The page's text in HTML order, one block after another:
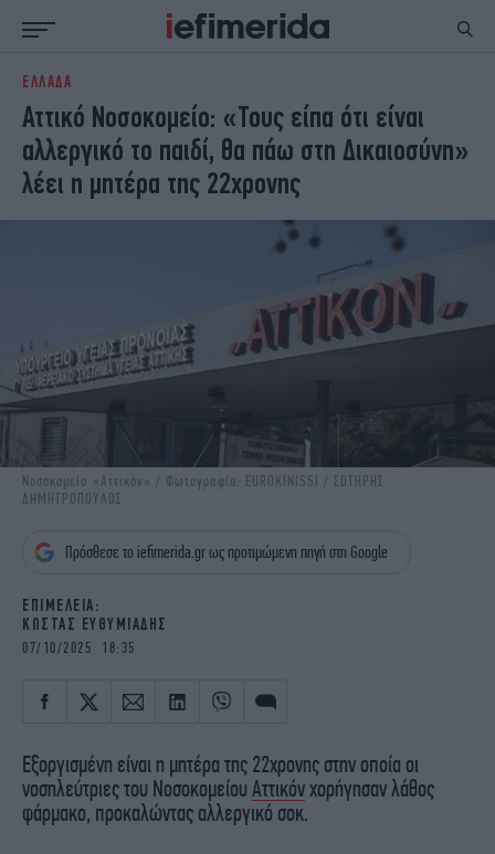
ΕΙΔΗΣΕΙΣ
NON PAPER
ΕΛΛΑΔΑ
ΟΙΚΟΝΟΜΙΑ
ΚΟΣΜΟΣ
ΠΟΛΙΤΙΣΜΟΣ
ΠΑΝΕΛΛΗΝΙΕΣ
ΖΩΗ
ΣΠΟΡ
ENGLISH EDITION
STORIES
TRAVEL
ΤΕΧΝΟΛΟΓΙΑ
ΥΓΕΙΑ
DESIGN
EURO
iAUTOKINITO
iOPINIONS
iGASTRONOMIE
iBOOKS
OSCARS
NEWSLETTER
ΕΛΛΑΔΑ
Αττικό Νοσοκομείο: «Τους είπα ότι είναι
αλλεργικό το παιδί, θα πάω στη Δικαιοσύνη»
λέει η μητέρα της 22χρονης
Νοσοκομείο «Αττικόν» / Φωτογραφία: EUROKINISSI / ΣΩΤΗΡΗΣ
ΔΗΜΗΤΡΟΠΟΥΛΟΣ
Πρόσθεσε το iefimerida.gr ως προτιμώμενη πηγή στη Google
ΕΠΙΜΕΛΕΙΑ:
ΚΩΣΤΑΣ ΕΥΘΥΜΙΑΔΗΣ
07/10/2025 18:35
Εξοργισμένη είναι η μητέρα της 22χρονης στην οποία οι
νοσηλεύτριες του Νοσοκομείου Αττικόνχορήγησαν λάθος
φάρμακο, προκαλώντας αλλεργικό σοκ.